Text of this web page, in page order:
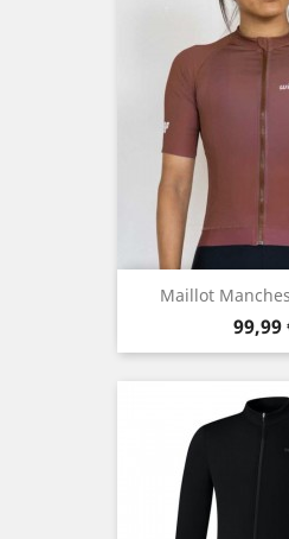
Maillot
Prix
99,99